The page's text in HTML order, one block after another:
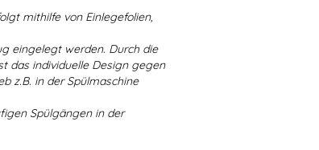
mithilfe von Einlegefolien,
eingelegt werden. Durch die
das individuelle Design gegen
z.B. in der Spülmaschine
Spülgängen in der